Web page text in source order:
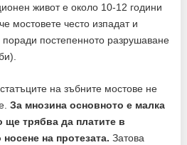
живот е около 10-12 години
мостовете често изпадат и
поради постепенното разрушаване
на зъбните мостове не
За мнозина основното е малка
ще трябва да платите в
на протезата. Затова